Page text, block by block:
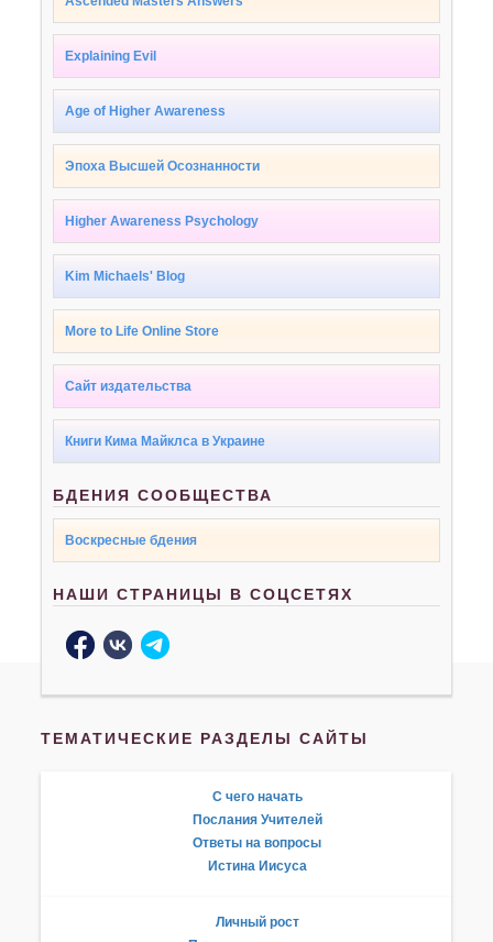
Explaining Evil
Age of Higher Awareness
Эпоха Высшей Осознанности
Higher Awareness Psychology
Kim Michaels' Blog
More to Life Online Store
Сайт издательства
Книги Кима Майклса в Украине
БДЕНИЯ СООБЩЕСТВА
Воскресные бдения
НАШИ СТРАНИЦЫ В СОЦСЕТЯХ
ТЕМАТИЧЕСКИЕ РАЗДЕЛЫ САЙТЫ
С чего начать
Послания Учителей
Ответы на вопросы
Истина Иисуса
Личный рост